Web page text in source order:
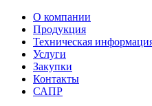
О компании
Продукция
Техническая
Услуги
Закупки
Контакты
САПР